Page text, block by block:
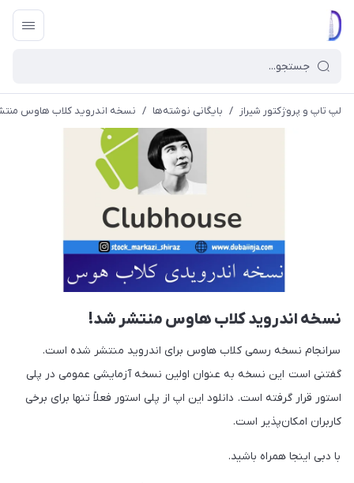
لپ تاپ و پروژکتور شیراز / بایگانی نوشته‌ها / نسخه اندروید کلاب هاوس
نسخه اندروید کلاب هاوس منتشر شد!
سرانجام نسخه رسمی کلاب هاوس برای اندروید منتشر شده است.
گفتنی است این نسخه به عنوان اولین نسخه آزمایشی عمومی در پلی
استور قرار گرفته است. دانلود این اپ از پلی استور فعلاً تنها برای برخی
کاربران امکان‌پذیر است.
با دبی اینجا همراه باشید.